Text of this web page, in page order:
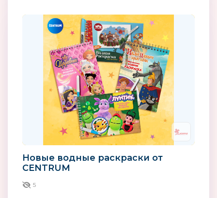
Новые водные раскраски от
CENTRUM
5